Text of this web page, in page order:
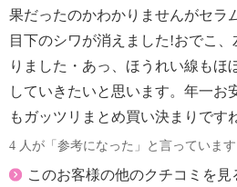
果だったのかわかりませんがセラ
目下のシワが消えました!おでこ
りました・あっ、ほうれい線もほ
していきたいと思います。年一お
もガッツリまとめ買い決まりです
4 人が「参考になった」と言っています
このお客様の他のクチコミを見